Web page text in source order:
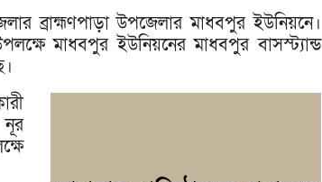
ব্রাহ্মণপাড়া উপজেলার মাধবপুর ইউনিয়নে।
মাধবপুর ইউনিয়নের মাধবপুর বাসস্ট্যান্ড
নূর